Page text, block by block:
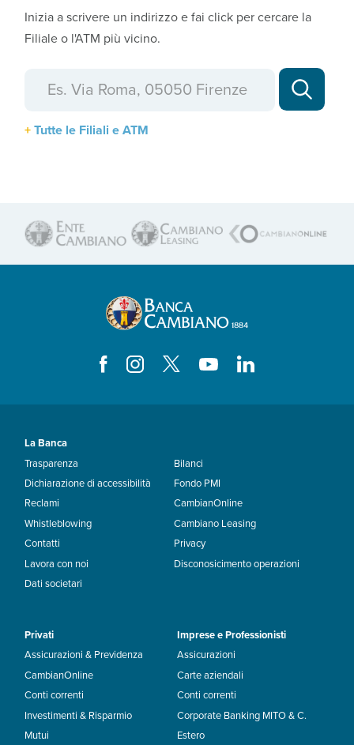
Inizia a scrivere un indirizzo e fai click per cercare la
Filiale o l'ATM più vicino.
Tutte le Filiali e ATM
La Banca
Trasparenza
Dichiarazione di accessibilità
Reclami
Whistleblowing
Contatti
Lavora con noi
Dati societari
Bilanci
Fondo PMI
CambianOnline
Cambiano Leasing
Privacy
Disconosicimento operazioni
Privati
Assicurazioni & Previdenza
CambianOnline
Conti correnti
Investimenti & Risparmio
Mutui
Imprese e Professionisti
Assicurazioni
Carte aziendali
Conti correnti
Corporate Banking MITO & C.
Estero